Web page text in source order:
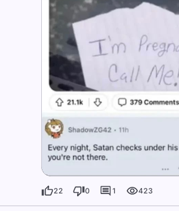
22 0 1 423